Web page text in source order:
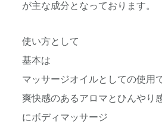
が主な成分となっております。
使い方として
基本は
マッサージオイルとしての使用
爽快感のあるアロマとひんやり
にボディマッサージ